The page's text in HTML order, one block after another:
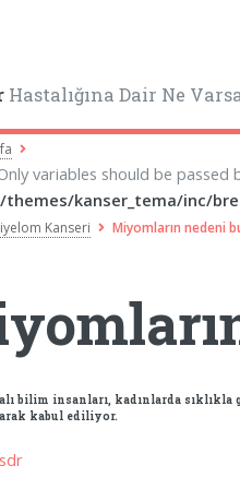
Hastalığına Dair Ne
variables should be passed
kanser_tema/inc/
Kanseri Miyomların nedeni
bilim insanları, kadınlarda
kabul ediliyor.